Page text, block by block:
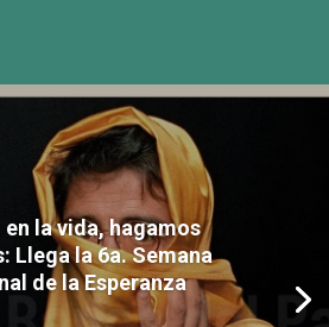
en la vida, hagamos
Llega la 6a. Semana
de la Esperanza